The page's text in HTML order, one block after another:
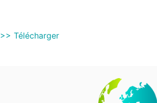
>> Télécharger